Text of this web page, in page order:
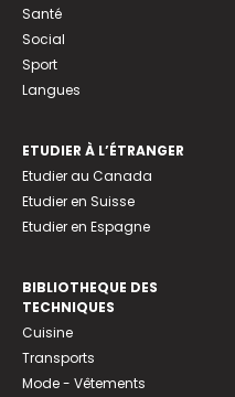
Santé
Social
Sport
Langues
ETUDIER À L’ÉTRANGER
Etudier au Canada
Etudier en Suisse
Etudier en Espagne
BIBLIOTHEQUE DES
TECHNIQUES
Cuisine
Transports
Mode - Vêtements